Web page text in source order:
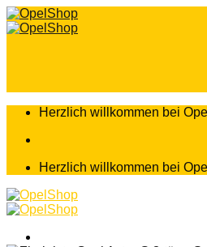
Zum
Inhalt
Herzlich willkommen bei
Herzlich willkommen bei